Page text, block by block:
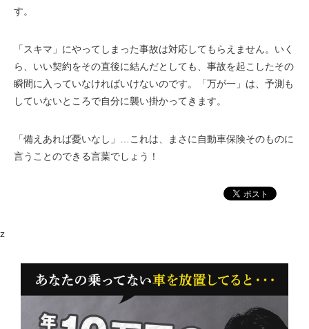
す。
「スキマ」にやってしまった事故は対応してもらえません。いく
ら、いい契約をその直後に結んだとしても、事故を起こしたその
瞬間に入っていなければいけないのです。「万が一」は、予測も
していないところで自分に襲い掛かってきます。
「備えあれば憂いなし」…これは、まさに自動車保険そのものに
言うことのできる言葉でしょう！
z